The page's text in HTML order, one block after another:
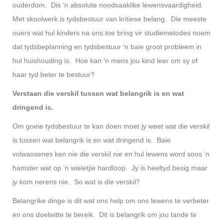
ouderdom. Dis ‘n absolute noodsaaklike lewensvaardigheid.
Met skoolwerk is tydsbestuur van kritiese belang. Die meeste
ouers wat hul kinders na ons toe bring vir studiemetodes noem
dat tydsbeplanning en tydsbestuur ‘n baie groot probleem in
hul huishouding is. Hoe kan ‘n mens jou kind leer om sy of
haar tyd beter te bestuur?
Verstaan die verskil tussen wat belangrik is en wat
dringend is.
Om goeie tydsbestuur te kan doen moet jy weet wat die verskil
is tussen wat belangrik is en wat dringend is. Baie
volwassenes ken nie die verskil nie en hul lewens word soos ‘n
hamster wat op ‘n wieletjie hardloop. Jy is heeltyd besig maar
jy kom nerens nie. So wat is die verskil?
Belangrike dinge is dit wat ons help om ons lewens te verbeter
en ons doelwitte te bereik. Dit is belangrik om jou tande te